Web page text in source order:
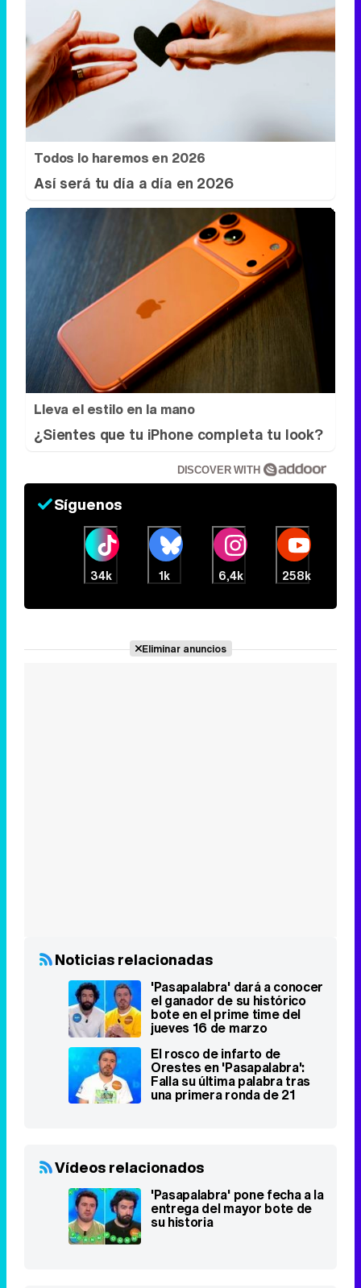
Todos lo haremos en 2026
Así será tu día a día en 2026
Lleva el estilo en la mano
¿Sientes que tu iPhone completa tu look?
DISCOVER WITH
Síguenos
34k 1k 6,4k 258k
Eliminar anuncios
Noticias relacionadas
'Pasapalabra' dará a conocer
el ganador de su histórico
bote en el prime time del
jueves 16 de marzo
El rosco de infarto de
Orestes en 'Pasapalabra':
Falla su última palabra tras
una primera ronda de 21
aciertos
Vídeos relacionados
'Pasapalabra' pone fecha a la
entrega del mayor bote de
su historia